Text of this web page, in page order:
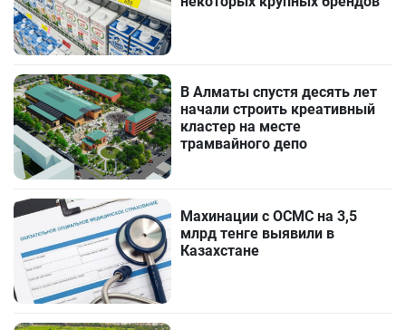
В Алматы спустя десять лет
начали строить креативный
кластер на месте
трамвайного депо
Махинации с ОСМС на 3,5
млрд тенге выявили в
Казахстане